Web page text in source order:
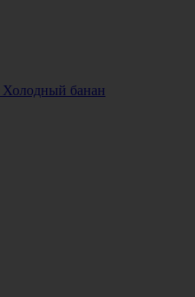
Холодный банан